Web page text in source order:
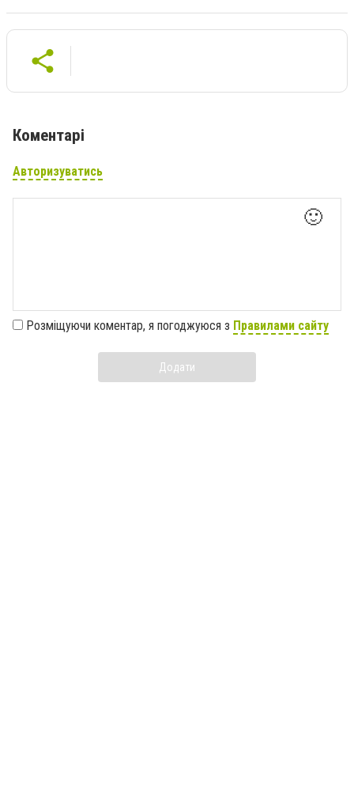
Коментарі
Авторизуватись
🙂
Розміщуючи коментар, я погоджуюся з Правилами сайту
Додати